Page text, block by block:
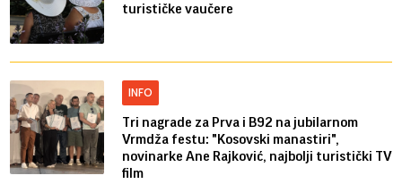
turističke vaučere
INFO
Tri nagrade za Prva i B92 na jubilarnom
Vrmdža festu: "Kosovski manastiri",
novinarke Ane Rajković, najbolji turistički TV
film